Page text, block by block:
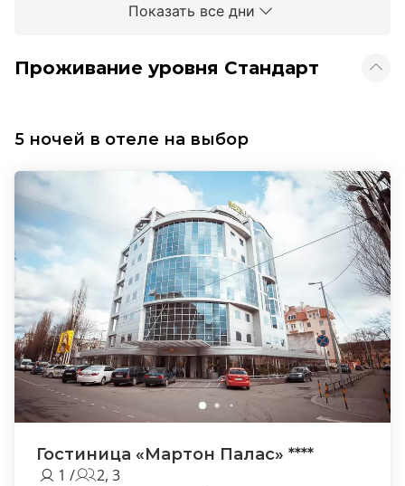
Показать все дни
Проживание уровня Стандарт
5 ночей в отеле на выбор
Гостиница «Мартон Палас» ****
1 /
2, 3